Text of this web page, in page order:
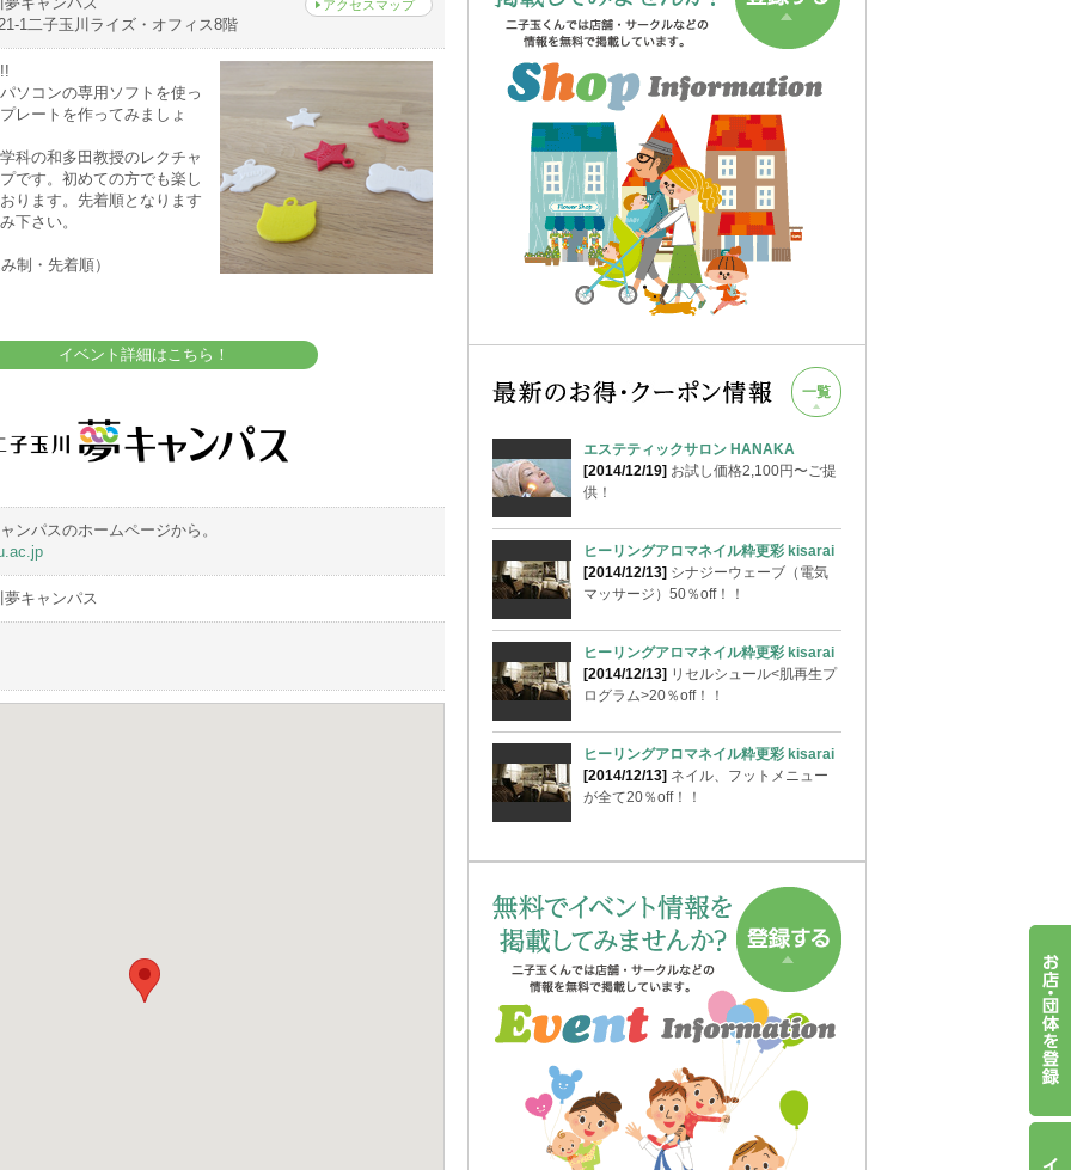
アクセスマップ
1二子玉川ライズ・オフィス8階
ソコンの専用ソフトを使っ
レートを作ってみましょ
科の和多田教授のレクチャ
です。初めての方でも楽し
ります。先着順となります
下さい。
制・先着順）
イベント詳細はこちら！
ンパスのホームページから。
キャンパス
一覧
エステティックサロン HANAKA
[2014/12/19] お試し価格2,100円〜ご提
供！
ヒーリングアロマネイル粋更彩 kisarai
[2014/12/13] シナジーウェーブ（電気
マッサージ）50％off！！
ヒーリングアロマネイル粋更彩 kisarai
[2014/12/13] リセルシュール<肌再生プ
ログラム>20％off！！
ヒーリングアロマネイル粋更彩 kisarai
[2014/12/13] ネイル、フットメニュー
が全て20％off！！